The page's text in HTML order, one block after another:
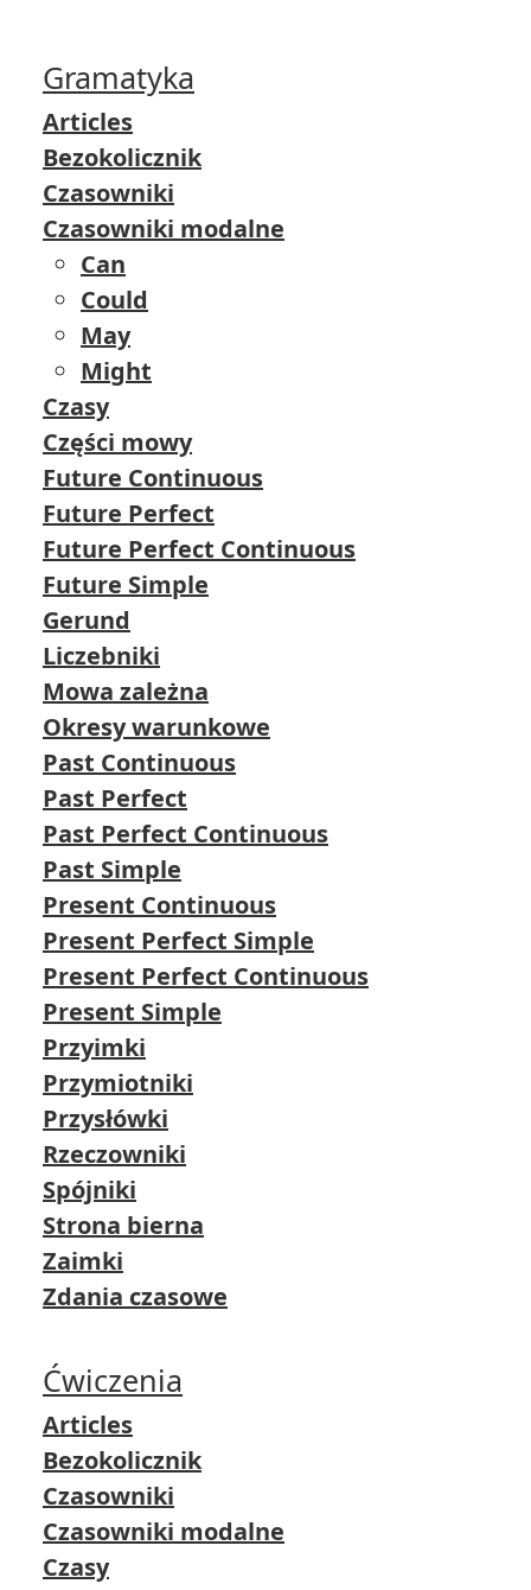
Gramatyka
Articles
Bezokolicznik
Czasowniki
Czasowniki modalne
Can
Could
May
Might
Czasy
Części mowy
Future Continuous
Future Perfect
Future Perfect Continuous
Future Simple
Gerund
Liczebniki
Mowa zależna
Okresy warunkowe
Past Continuous
Past Perfect
Past Perfect Continuous
Past Simple
Present Continuous
Present Perfect Simple
Present Perfect Continuous
Present Simple
Przyimki
Przymiotniki
Przysłówki
Rzeczowniki
Spójniki
Strona bierna
Zaimki
Zdania czasowe
Ćwiczenia
Articles
Bezokolicznik
Czasowniki
Czasowniki modalne
Czasy